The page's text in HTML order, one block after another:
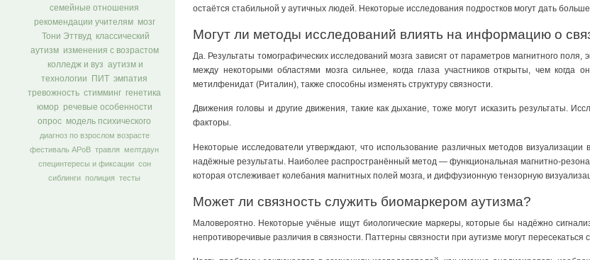
семейные отношения
рекомендации учителям
мозг
Тони Эттвуд
классический
аутизм
изменения с возрастом
колледж и вуз аутизм и
технологии
ПИТ
эмпатия
тревожность стимминг генетика
юмор
речевые особенности
опрос модель психического
диагноз по взрослом возрасте
фестиваль АРоВ травля мелтдаун
специнтересы и фиксации сон
сиблинги полиция тесты
остаётся стабильной у аутичных людей. Некоторые исследования подростков могут дать
Могут ли методы исследований влиять на информацию о
Да. Результаты томографических исследований мозга зависят от параметров магнитного
между некоторыми областями мозга сильнее, когда глаза участников открыты, чем
метилфенидат (Риталин), также способны изменять структуру связности.
Движения головы и другие движения, такие как дыхание, тоже могут исказить результаты.
факторы.
Некоторые исследователи утверждают, что использование различных методов
надёжные результаты. Наиболее распространённый метод — функциональная магнитно-
которая отслеживает колебания магнитных полей мозга, и диффузионную тензорную
Может ли связность служить биомаркером аутизма?
Маловероятно. Некоторые учёные ищут биологические маркеры, которые бы надёжно
непротиворечивые различия в связности. Паттерны связности при аутизме могут